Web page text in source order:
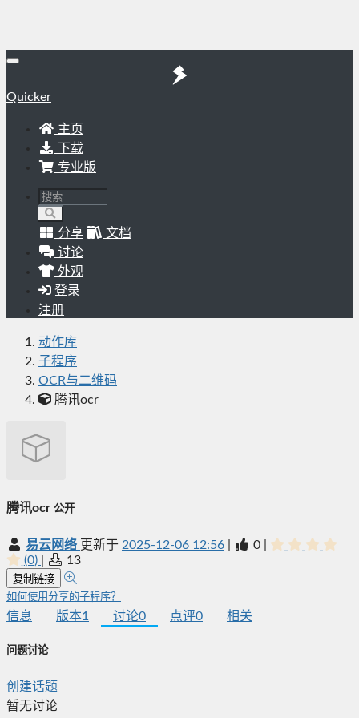
Quicker
主页
下载
专业版
分享
文档
讨论
外观
登录
注册
动作库
子程序
OCR与二维码
腾讯ocr
腾讯ocr 公开
易云网络 更新于 2025-12-06 12:56 0
(0)
13
复制链接
如何使用分享的子程序？
信息 版本1 讨论0 点评0 相关
问题讨论
创建话题
暂无讨论